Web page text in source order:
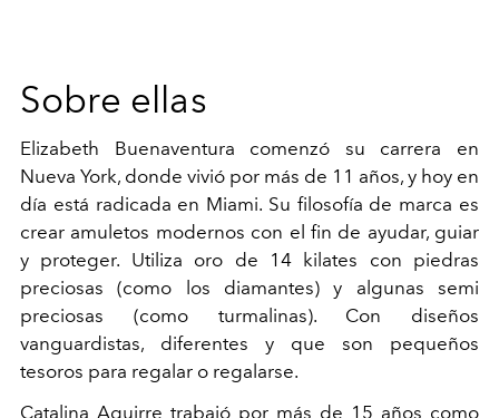
Sobre ellas
Elizabeth Buenaventura comenzó su carrera en
Nueva York, donde vivió por más de 11 años, y hoy en
día está radicada en Miami. Su filosofía de marca es
crear amuletos modernos con el fin de ayudar, guiar
y proteger. Utiliza oro de 14 kilates con piedras
preciosas (como los diamantes) y algunas semi
preciosas (como turmalinas). Con diseños
vanguardistas, diferentes y que son pequeños
tesoros para regalar o regalarse.
Catalina Aguirre trabajó por más de 15 años como